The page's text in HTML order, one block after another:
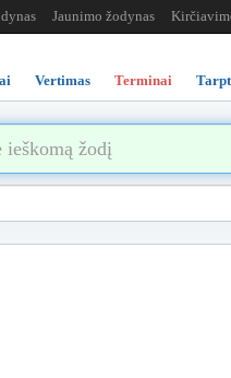
Jaunimo žodynas
Vertimas Terminai